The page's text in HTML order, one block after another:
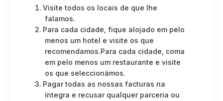
Visite todos os locais de que lhe
falamos.
Para cada cidade, fique alojado em pelo
menos um hotel e visite os que
recomendamos.Para cada cidade, coma
em pelo menos um restaurante e visite
os que seleccionámos.
Pagar todas as nossas facturas na
íntegra e recusar qualquer parceria ou